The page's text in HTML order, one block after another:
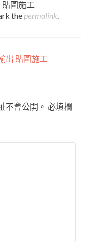
圖施工
the permalink.
出 貼圖施工
不會公開。 必填欄